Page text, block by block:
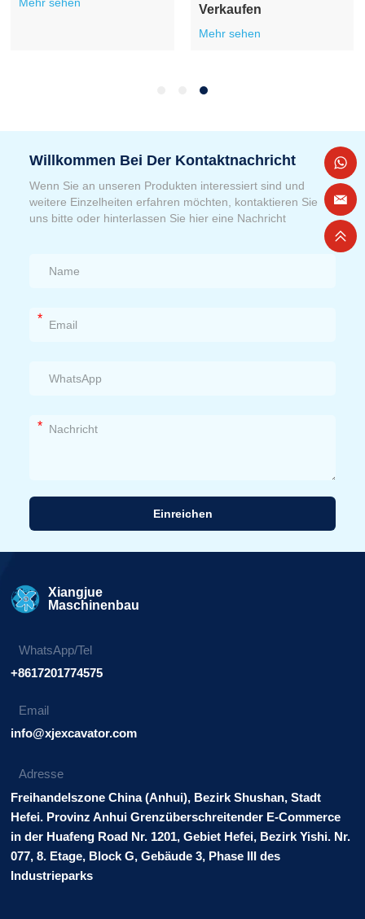
Verkaufen
Mehr sehen
Willkommen Bei Der Kontaktnachricht
Wenn Sie an unseren Produkten interessiert sind und
weitere Einzelheiten erfahren möchten, kontaktieren Sie
uns bitte oder hinterlassen Sie hier eine Nachricht
*
*
Einreichen
Xiangjue
Maschinenbau
WhatsApp/Tel
+8617201774575
Email
info@xjexcavator.com
Adresse
Freihandelszone China (Anhui), Bezirk Shushan, Stadt
Hefei. Provinz Anhui Grenzüberschreitender E-Commerce
in der Huafeng Road Nr. 1201, Gebiet Hefei, Bezirk Yishi. Nr.
077, 8. Etage, Block G, Gebäude 3, Phase III des
Industrieparks